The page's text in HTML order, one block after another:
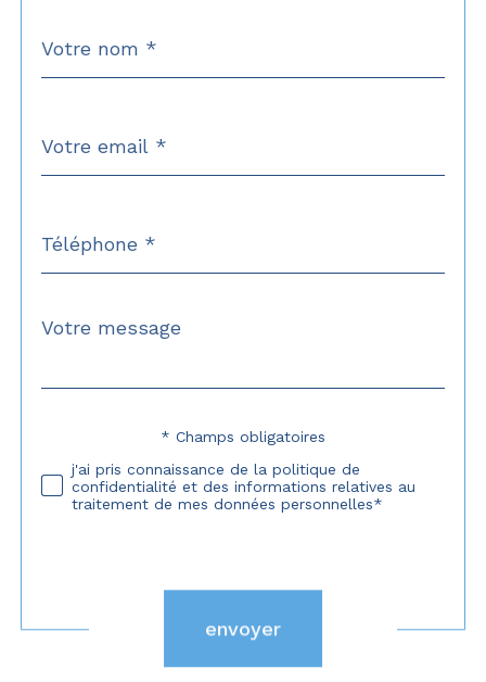
par
*
*
*
Fieldset
défaut
Message
*
Validation* Champs obligatoires
j'ai pris connaissance de la politique de
confidentialité et des informations relatives au
traitement de mes données personnelles*
envoyer